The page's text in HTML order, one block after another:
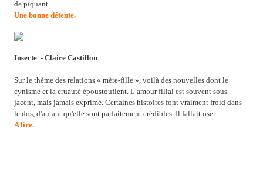
de piquant.
Une bonne détente.
Insecte - Claire Castillon
Sur le thème des relations « mère-fille », voilà des nouvelles dont le
cynisme et la cruauté époustouflent. L’amour filial est souvent sous-
jacent, mais jamais exprimé. Certaines histoires font vraiment froid dans
le dos, d'autant qu'elle sont parfaitement crédibles. Il fallait oser...
A lire.